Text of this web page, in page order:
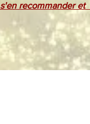
recommander et